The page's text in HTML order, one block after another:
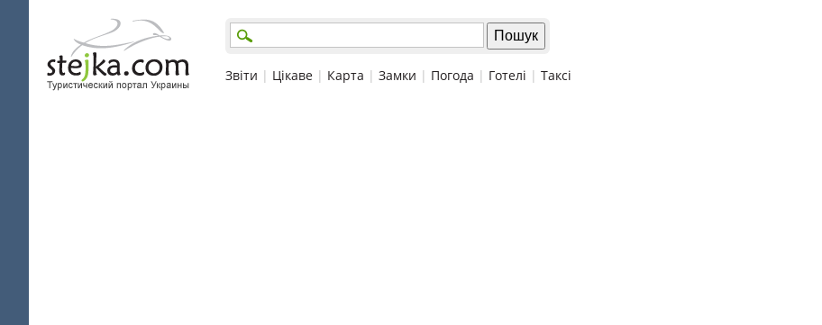
Звіти | Цікаве | Карта | Замки | Погода | Готелі | Таксі